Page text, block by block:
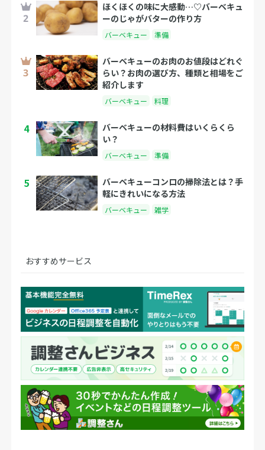
ほくほくの味に大感動…♡バーベキュ
ーのじゃがバターの作り方
バーベキュー 準備
バーベキューのお肉のお値段はどれぐ
らい？お肉の選び方、種類と相場をご
紹介します
バーベキュー 料理
4
バーベキューの材料費はいくらくら
い？
バーベキュー 準備
5
バーベキューコンロの掃除法とは？手
軽にきれいになる方法
バーベキュー 雑学
おすすめサービス